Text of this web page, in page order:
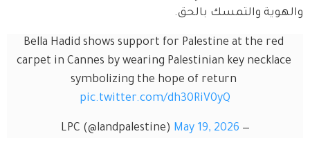
والهوية والتمسك بالحق.
Bella Hadid shows support for Palestine at the red
carpet in Cannes by wearing Palestinian key necklace
symbolizing the hope of return
pic.twitter.com/dh30RiV0yQ
— LPC (@landpalestine)
May 19, 2026